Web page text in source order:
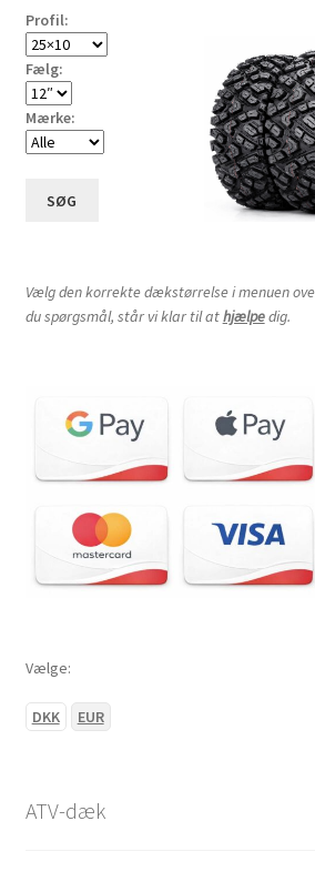
Profil:
Fælg:
Mærke:
SØG
Vælg den korrekte dækstørrelse i menuen
du spørgsmål, står vi klar til athjælpedig.
Vælge:
DKK EUR
ATV-dæk